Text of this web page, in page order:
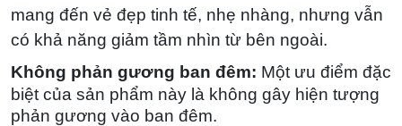
mang đến vẻ đẹp tinh tế, nhẹ nhàng, nhưng vẫn
có khả năng giảm tầm nhìn từ bên ngoài.
Không phản gương ban đêm: Một ưu điểm đặc
biệt của sản phẩm này là không gây hiện tượng
phản gương vào ban đêm.